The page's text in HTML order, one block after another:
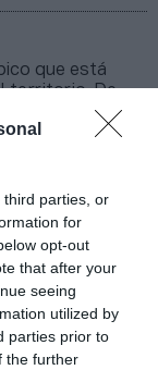
third parties, or
for
opt-out
that after your
seeing
utilized by
parties prior to
the further
que está
territorio. De
que el comité
de los Juegos
organizador y
y
de
de más de la
regiones de
Ródano-
Marchés 2030,
públicos para